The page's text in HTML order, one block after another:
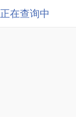
正在查询中